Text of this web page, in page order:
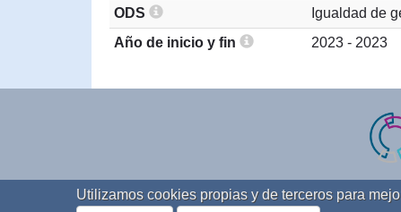
ODS
Igualdad de
Año de inicio y fin
2023 - 2023
Utilizamos cookies propias y de terceros para